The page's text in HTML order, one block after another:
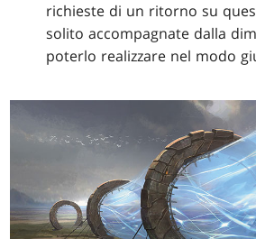
richieste di un ritorno su
solito accompagnate dalla
poterlo realizzare nel modo